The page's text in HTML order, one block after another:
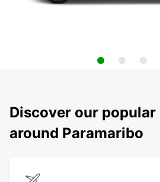
Discover our
around Paramaribo